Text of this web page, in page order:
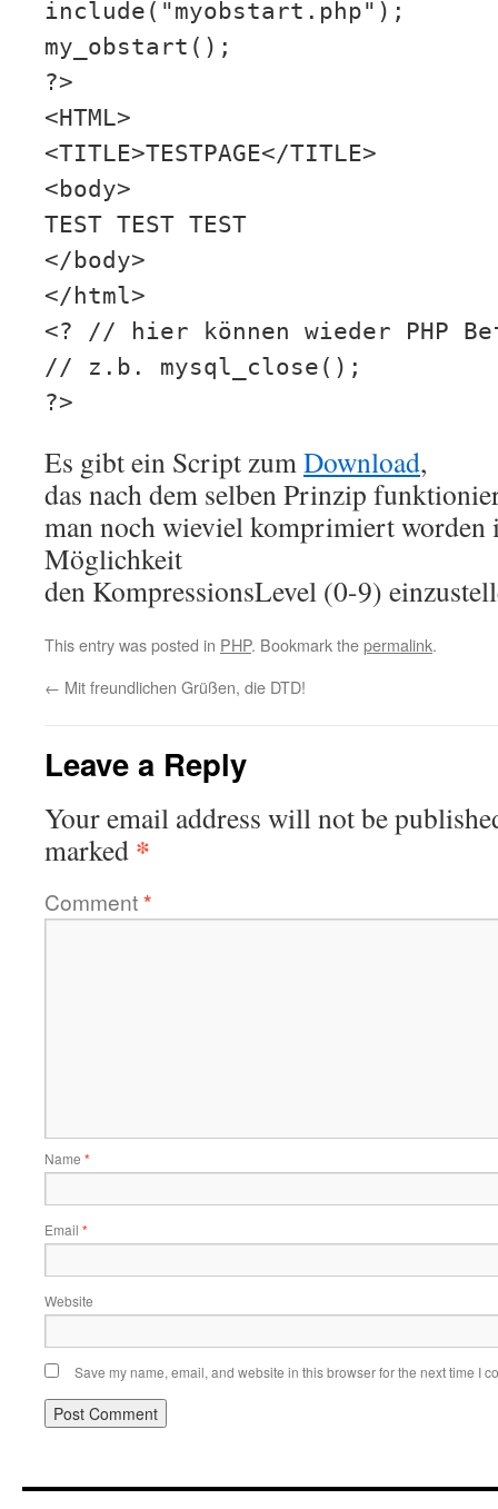
include("myobstart.php");
my_obstart();
?>
<HTML>
<TITLE>TESTPAGE</TITLE>
<body>
TEST TEST TEST
</body>
</html>
<? // hier können wieder PHP
// z.b. mysql_close();
?>
Es gibt ein Script zumDownload,
das nach dem selben Prinzip
man noch wieviel komprimiert worden
Möglichkeit
den KompressionsLevel (0-9)
This entry was posted in PHP. Bookmark thepermalink.
← Mit freundlichen Grüßen, die DTD!
Leave a Reply
Your email address will not be
marked *
Comment*
Name *
Email *
Website
Save my name, email, and website in this browser for the next time I